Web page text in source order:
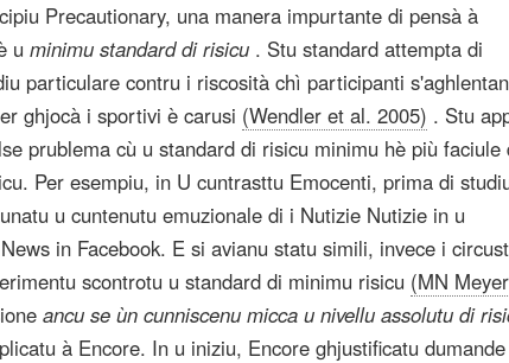
Precautionary, una manera impurtante di pensà à
u minimu standard di risicu . Stu standard attempta di
particulare contru i riscosità chì participanti
ghjocà i sportivi è carusi (Wendler et al. 2005) . Stu
prublema cù u standard di risicu minimu hè più faciule
Per esempiu, in U cuntrasttu Emocenti, prima di
u cuntenutu emuzionale di i Nutizie Nutizie in u
in Facebook. E si avianu statu simili, invece i
scontrotu u standard di minimu risicu (MN
ancu se ùn cunniscenu micca u nivellu assolutu di
à Encore. In u iniziu, Encore ghjustificatu